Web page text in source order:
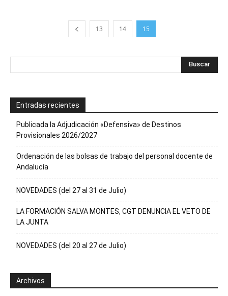
13 14 15
Entradas recientes
Publicada la Adjudicación «Defensiva» de Destinos
Provisionales 2026/2027
Ordenación de las bolsas de trabajo del personal docente de
Andalucía
NOVEDADES (del 27 al 31 de Julio)
LA FORMACIÓN SALVA MONTES, CGT DENUNCIA EL VETO DE
LA JUNTA
NOVEDADES (del 20 al 27 de Julio)
Archivos